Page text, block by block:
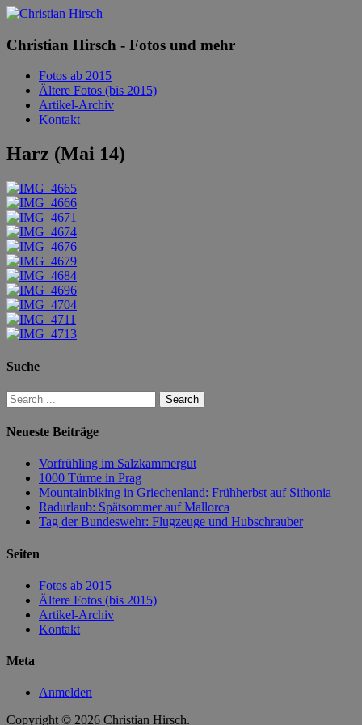
Christian Hirsch - Fotos und mehr
Fotos ab 2015
Ältere Fotos (bis 2015)
Artikel-Archiv
Kontakt
Harz (Mai 14)
Suche
Neueste Beiträge
Vorfrühling im Salzkammergut
1000 Türme in Prag
Mountainbiking in Griechenland: Frühherbst auf Sithonia
Radurlaub: Spätsommer auf Mallorca
Tag der Bundeswehr: Flugzeuge und Hubschrauber
Seiten
Fotos ab 2015
Ältere Fotos (bis 2015)
Artikel-Archiv
Kontakt
Meta
Anmelden
Copyright © 2026 Christian Hirsch.